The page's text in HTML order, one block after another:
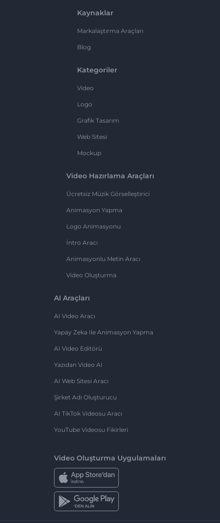
Kaynaklar
Markalaştırma Araçları
Blog
Kategoriler
Video
Logo
Grafik Tasarım
Web Sitesi
Mockup
Video Hazırlama Araçları
Ücretsiz Müzik Görselleştirici
Animasyon Yapma
Logo Animasyonu
İntro Aracı
Animasyonlu Metin Aracı
Video Oluşturma
AI Araçları
AI Video Aracı
Yapay Zeka Ile Animasyon Yapma
AI Video Editörü
Yazıdan Video AI
AI Web Sitesi Aracı
Şirket Adı Oluşturucu
AI TikTok Videosu Aracı
YouTube Videosu Fikirleri
Video Oluşturma Uygulamaları